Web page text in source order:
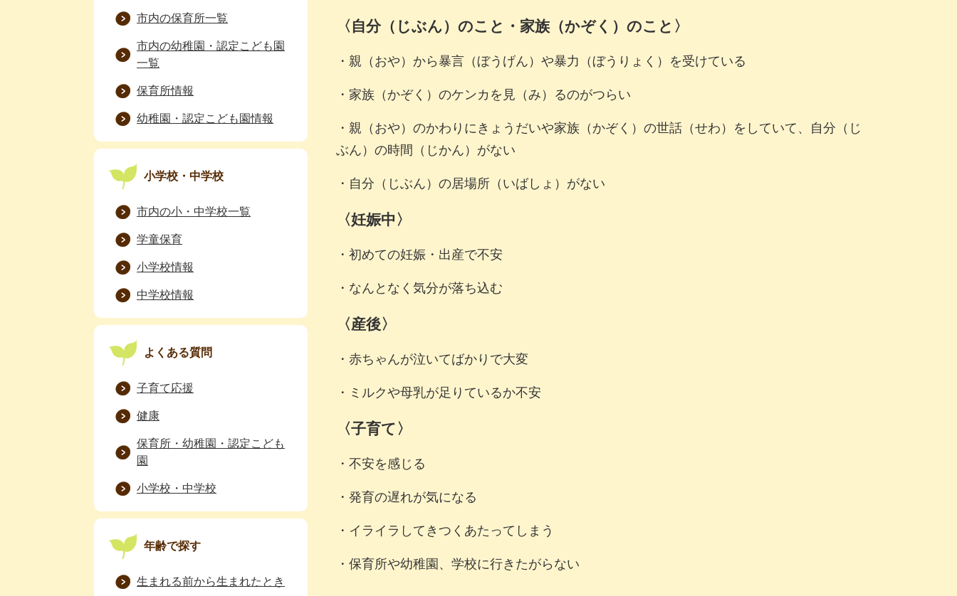
〈自分（じぶん）のこと・家族（かぞく）のこと〉
・親（おや）から暴言（ぼうげん）や暴力（ぼうりょく）を受けている
・家族（かぞく）のケンカを見（み）るのがつらい
・親（おや）のかわりにきょうだいや家族（かぞく）の世話（せわ）をしていて、自分（じ
ぶん）の時間（じかん）がない
・自分（じぶん）の居場所（いばしょ）がない
〈妊娠中〉
・初めての妊娠・出産で不安
・なんとなく気分が落ち込む
〈産後〉
・赤ちゃんが泣いてばかりで大変
・ミルクや母乳が足りているか不安
〈子育て〉
・不安を感じる
・発育の遅れが気になる
・イライラしてきつくあたってしまう
・保育所や幼稚園、学校に行きたがらない
市内の保育所一覧
市内の幼稚園・認定こども園
一覧
保育所情報
幼稚園・認定こども園情報
小学校・中学校
市内の小・中学校一覧
学童保育
小学校情報
中学校情報
よくある質問
子育て応援
健康
保育所・幼稚園・認定こども
園
小学校・中学校
年齢で探す
生まれる前から生まれたとき